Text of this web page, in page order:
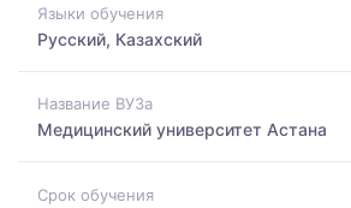
Языки обучения
Русский, Казахский
Название ВУЗа
Медицинский университет Астана
Срок обучения